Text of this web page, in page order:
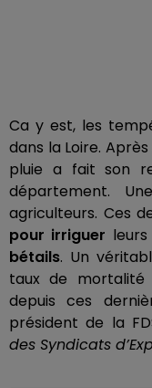
Ca y est, les
dans la Loire.
pluie a fait son
département.
agriculteurs. Ces
pour irriguer
bétails. Un
taux de mortalité
depuis ces
président de la
des Syndicats